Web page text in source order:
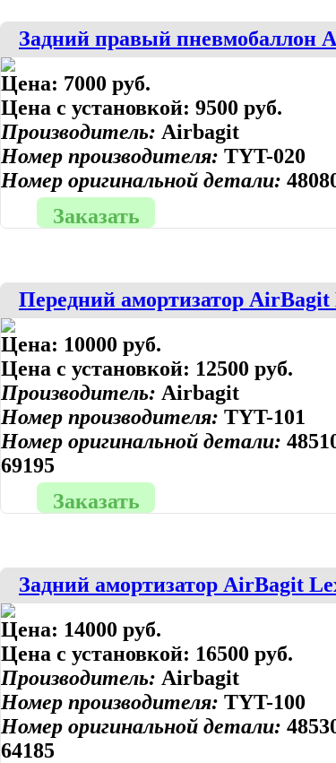
Задний правый пневмобаллон
Цена: 7000 руб.
Цена с установкой: 9500 руб.
Производитель: Airbagit
Номер производителя: TYT-020
Номер оригинальной детали:
Заказать
Передний амортизатор AirBagit
Цена: 10000 руб.
Цена с установкой: 12500 руб.
Производитель: Airbagit
Номер производителя: TYT-101
Номер оригинальной детали:
69195
Заказать
Задний амортизатор AirBagit
Цена: 14000 руб.
Цена с установкой: 16500 руб.
Производитель: Airbagit
Номер производителя: TYT-100
Номер оригинальной детали:
64185